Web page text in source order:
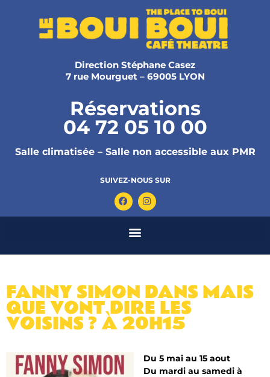
Direction Stéphane Casez
7 rue Mourguet – 69005 LYON
Réservations
04 72 05 10 00
Salle climatisée – Salle non accessible aux PMR
SUIVEZ-NOUS SUR
FANNY SIMON DANS MAIS
QUE VONT DIRE LES
VOISINS ? À 20H15
Du 5 mai au 15 aout
Du mardi au samedi à